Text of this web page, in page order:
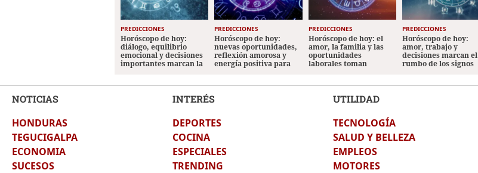
PREDICCIONES
Horóscopo de hoy:
diálogo, equilibrio
emocional y decisiones
importantes marcan la
PREDICCIONES
Horóscopo de hoy:
nuevas oportunidades,
reflexión amorosa y
energía positiva para
PREDICCIONES
Horóscopo de hoy: el
amor, la familia y las
oportunidades
laborales toman
PREDICCIONES
Horóscopo de hoy:
amor, trabajo y
decisiones marcan el
rumbo de los signos
NOTICIAS
HONDURAS
TEGUCIGALPA
ECONOMIA
SUCESOS
INTERÉS
DEPORTES
COCINA
ESPECIALES
TRENDING
UTILIDAD
TECNOLOGÍA
SALUD Y BELLEZA
EMPLEOS
MOTORES